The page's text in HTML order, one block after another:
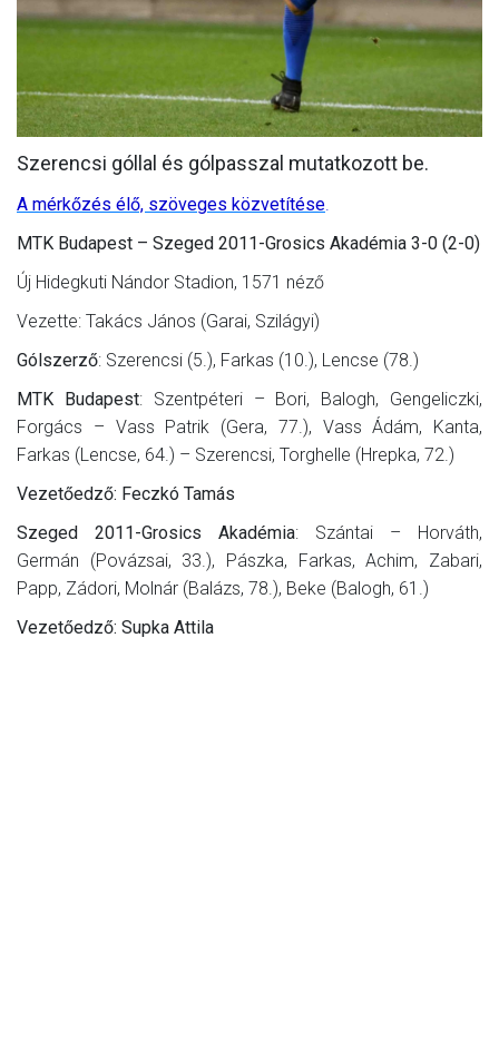
Szerencsi góllal és gólpasszal mutatkozott be.
A mérkőzés élő, szöveges közvetítése.
MTK Budapest – Szeged 2011-Grosics Akadémia 3-0 (2-0)
Új Hidegkuti Nándor Stadion, 1571 néző
Vezette: Takács János (Garai, Szilágyi)
Gólszerző: Szerencsi (5.), Farkas (10.), Lencse (78.)
MTK Budapest: Szentpéteri – Bori, Balogh, Gengeliczki,
Forgács – Vass Patrik (Gera, 77.), Vass Ádám, Kanta,
Farkas (Lencse, 64.) – Szerencsi, Torghelle (Hrepka, 72.)
Vezetőedző: Feczkó Tamás
Szeged 2011-Grosics Akadémia: Szántai – Horváth,
Germán (Povázsai, 33.), Pászka, Farkas, Achim, Zabari,
Papp, Zádori, Molnár (Balázs, 78.), Beke (Balogh, 61.)
Vezetőedző: Supka Attila